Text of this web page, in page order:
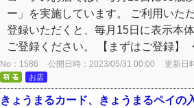
ー」を実施しています。 ご利用いた
登録いただくと、毎月15日に表示本
ご登録ください。 【まずはご登録】
No：1586 公開日時：2023/05/31 00:00 更新日
お店
きょうまるカード、きょうまるペイの